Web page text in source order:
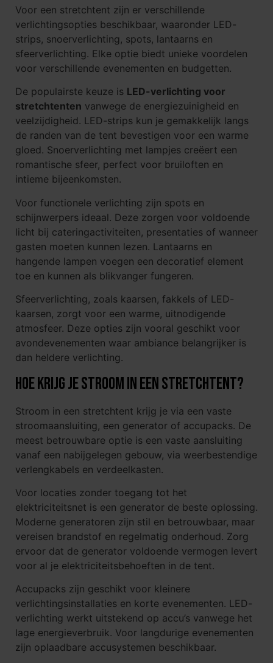
Voor een stretchtent zijn er verschillende
verlichtingsopties beschikbaar, waaronder LED-
strips, snoerverlichting, spots, lantaarns en
sfeerverlichting. Elke optie biedt unieke voordelen
voor verschillende evenementen en budgetten.
De populairste keuze is LED-verlichting voor
stretchtenten vanwege de energiezuinigheid en
veelzijdigheid. LED-strips kun je gemakkelijk langs
de randen van de tent bevestigen voor een warme
gloed. Snoerverlichting met lampjes creëert een
romantische sfeer, perfect voor bruiloften en
intieme bijeenkomsten.
Voor functionele verlichting zijn spots en
schijnwerpers ideaal. Deze zorgen voor voldoende
licht bij cateringactiviteiten, presentaties of wanneer
gasten moeten kunnen lezen. Lantaarns en
hangende lampen voegen een decoratief element
toe en kunnen als blikvanger fungeren.
Sfeerverlichting, zoals kaarsen, fakkels of LED-
kaarsen, zorgt voor een warme, uitnodigende
atmosfeer. Deze opties zijn vooral geschikt voor
avondevenementen waar ambiance belangrijker is
dan heldere verlichting.
Hoe krijg je stroom in een stretchtent?
Stroom in een stretchtent krijg je via een vaste
stroomaansluiting, een generator of accupacks. De
meest betrouwbare optie is een vaste aansluiting
vanaf een nabijgelegen gebouw, via weerbestendige
verlengkabels en verdeelkasten.
Voor locaties zonder toegang tot het
elektriciteitsnet is een generator de beste oplossing.
Moderne generatoren zijn stil en betrouwbaar, maar
vereisen brandstof en regelmatig onderhoud. Zorg
ervoor dat de generator voldoende vermogen levert
voor al je elektriciteitsbehoeften in de tent.
Accupacks zijn geschikt voor kleinere
verlichtingsinstallaties en korte evenementen. LED-
verlichting werkt uitstekend op accu’s vanwege het
lage energieverbruik. Voor langdurige evenementen
zijn oplaadbare accusystemen beschikbaar.